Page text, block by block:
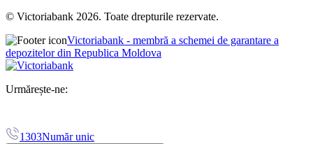
© Victoriabank 2026. Toate drepturile rezervate.
Victoriabank - membră a schemei de garantare a
depozitelor din Republica Moldova
Urmărește-ne:
1303Număr unic